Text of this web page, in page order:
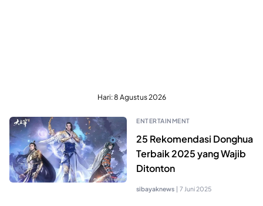
Hari:8 Agustus 2026
ENTERTAINMENT
25 Rekomendasi Donghua
Terbaik 2025 yang Wajib
Ditonton
sibayaknews | 7 Juni 2025